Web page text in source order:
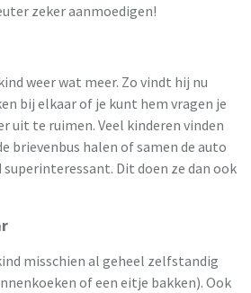
zeker aanmoedigen!
weer wat meer. Zo vindt hij nu
bij elkaar of je kunt hem vragen je
uit te ruimen. Veel kinderen vinden
brievenbus halen of samen de auto
superinteressant. Dit doen ze dan ook
misschien al geheel zelfstandig
of een eitje bakken). Ook